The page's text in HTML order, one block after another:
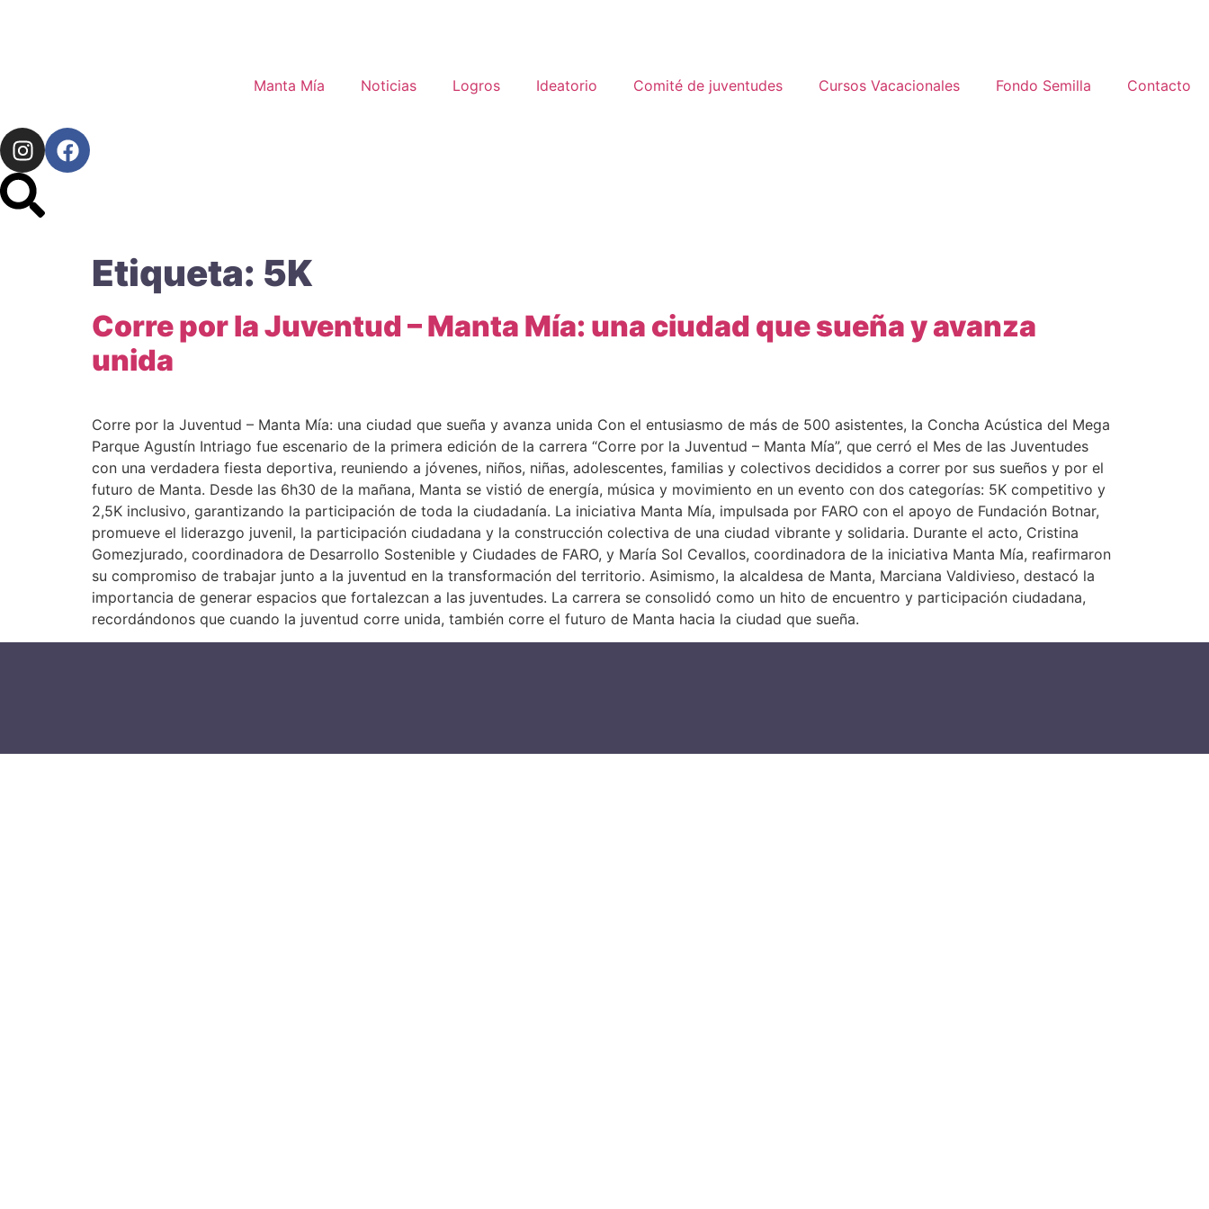
Manta Mía Noticias Logros Ideatorio Comité de juventudes Cursos Vacacionales Fondo Semilla Contacto
Etiqueta: 5K
Corre por la Juventud – Manta Mía: una ciudad que sueña y avanza
unida
Corre por la Juventud – Manta Mía: una ciudad que sueña y avanza unida Con el entusiasmo de más de 500 asistentes, la Concha Acústica del Mega
Parque Agustín Intriago fue escenario de la primera edición de la carrera “Corre por la Juventud – Manta Mía”, que cerró el Mes de las Juventudes
con una verdadera fiesta deportiva, reuniendo a jóvenes, niños, niñas, adolescentes, familias y colectivos decididos a correr por sus sueños y por el
futuro de Manta. Desde las 6h30 de la mañana, Manta se vistió de energía, música y movimiento en un evento con dos categorías: 5K competitivo y
2,5K inclusivo, garantizando la participación de toda la ciudadanía. La iniciativa Manta Mía, impulsada por FARO con el apoyo de Fundación Botnar,
promueve el liderazgo juvenil, la participación ciudadana y la construcción colectiva de una ciudad vibrante y solidaria. Durante el acto, Cristina
Gomezjurado, coordinadora de Desarrollo Sostenible y Ciudades de FARO, y María Sol Cevallos, coordinadora de la iniciativa Manta Mía, reafirmaron
su compromiso de trabajar junto a la juventud en la transformación del territorio. Asimismo, la alcaldesa de Manta, Marciana Valdivieso, destacó la
importancia de generar espacios que fortalezcan a las juventudes. La carrera se consolidó como un hito de encuentro y participación ciudadana,
recordándonos que cuando la juventud corre unida, también corre el futuro de Manta hacia la ciudad que sueña.